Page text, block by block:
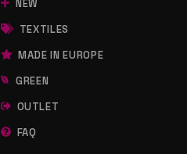
NEW
TEXTILES
MADE IN EUROPE
GREEN
OUTLET
FAQ